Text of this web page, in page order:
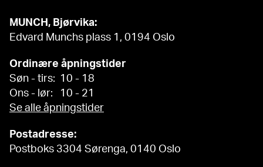
MUNCH, Bjørvika:
Edvard Munchs plass 1, 0194 Oslo
Ordinære åpningstider
Søn - tirs: 10 - 18
Ons - lør: 10 - 21
Se alle åpningstider
Postadresse:
Postboks 3304 Sørenga, 0140 Oslo